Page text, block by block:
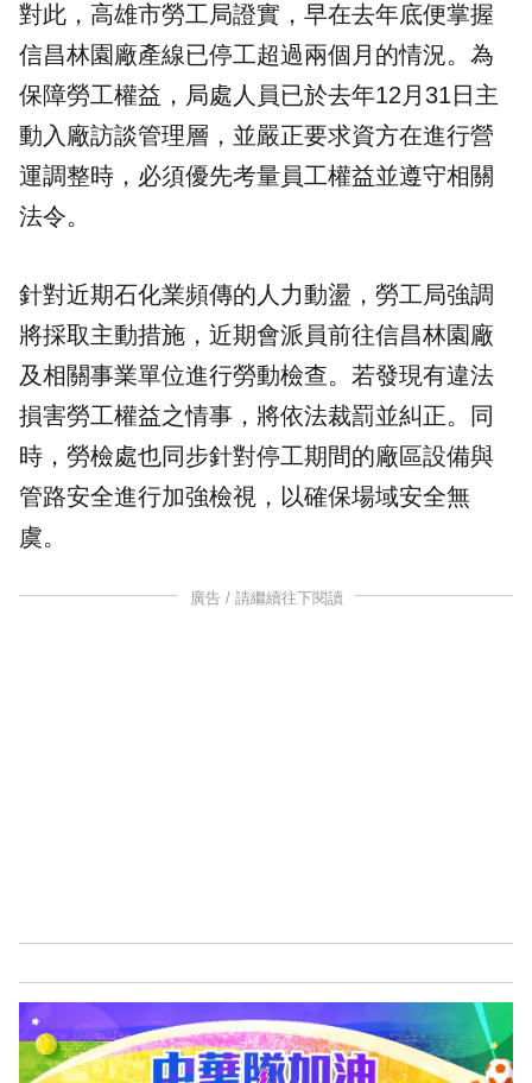
對此，高雄市勞工局證實，早在去年底便掌握
信昌林園廠產線已停工超過兩個月的情況。為
保障勞工權益，局處人員已於去年12月31日主
動入廠訪談管理層，並嚴正要求資方在進行營
運調整時，必須優先考量員工權益並遵守相關
法令。
針對近期石化業頻傳的人力動盪，勞工局強調
將採取主動措施，近期會派員前往信昌林園廠
及相關事業單位進行勞動檢查。若發現有違法
損害勞工權益之情事，將依法裁罰並糾正。同
時，勞檢處也同步針對停工期間的廠區設備與
管路安全進行加強檢視，以確保場域安全無
虞。
廣告 / 請繼續往下閱讀